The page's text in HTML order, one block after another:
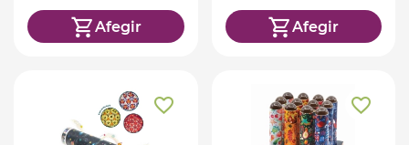
Afegir Afegir